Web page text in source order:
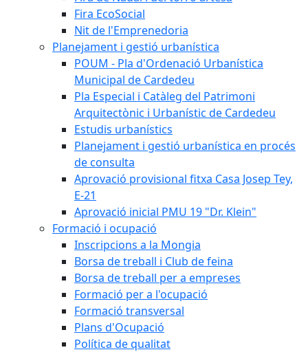
Fira EcoSocial
Nit de l'Emprenedoria
Planejament i gestió urbanística
POUM - Pla d'Ordenació Urbanística
Municipal de Cardedeu
Pla Especial i Catàleg del Patrimoni
Arquitectònic i Urbanístic de Cardedeu
Estudis urbanístics
Planejament i gestió urbanística en procés
de consulta
Aprovació provisional fitxa Casa Josep Tey,
E-21
Aprovació inicial PMU 19 "Dr. Klein"
Formació i ocupació
Inscripcions a la Mongia
Borsa de treball i Club de feina
Borsa de treball per a empreses
Formació per a l'ocupació
Formació transversal
Plans d'Ocupació
Política de qualitat